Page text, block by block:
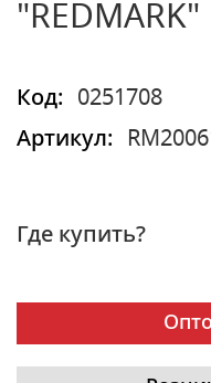
"REDMARK"
Код:
0251708
Артикул:
Где купить?